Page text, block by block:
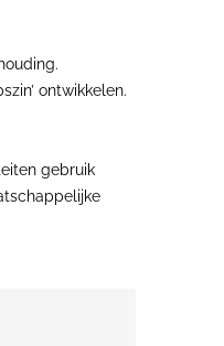
ontwikkelen.
gebruik